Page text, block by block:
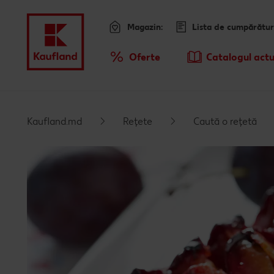
Meniu Oferte Catalogul
Magazin: Lista de
Kaufland.md Rețete Caută o rețetă